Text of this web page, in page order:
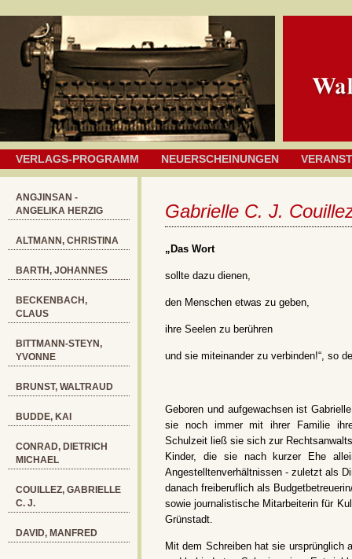
VERLAGS-PROGRAMM NEUERSCHEINUNGEN
ANGJINSAN -
ANGELIKA HERZIG
ALTMANN, CHRISTINA
BARTH, JOHANNES
BECKENBACH,
CLAUS
BITTMANN-STEYN,
YVONNE
BRUNST, WALTRAUD
BUDDE, KAI
CONRAD, DIETRICH
MICHAEL
COUILLEZ, GABRIELLE
C. J.
DAVID, MANFRED
Gabrielle C. J.
„Das Wort
sollte dazu dienen,
den Menschen etwas zu geben,
ihre Seelen zu berühren
und sie miteinander zu verbinden!“, so
Geboren und aufgewachsen ist
sie noch immer mit ihrer Familie
Schulzeit ließ sie sich zur
Kinder, die sie nach kurzer Ehe
Angestelltenverhältnissen - zuletzt als
danach freiberuflich als
sowie journalistische Mitarbeiterin für
Grünstadt.
Mit dem Schreiben hat sie ursprünglich